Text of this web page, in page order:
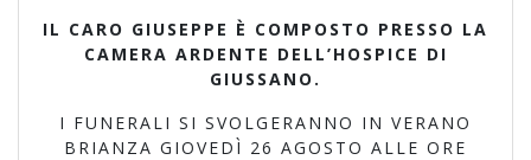
IL CARO GIUSEPPE È COMPOSTO PRESSO LA
CAMERA ARDENTE DELL’HOSPICE DI
GIUSSANO.
I FUNERALI SI SVOLGERANNO IN VERANO
BRIANZA GIOVEDÌ 26 AGOSTO ALLE ORE